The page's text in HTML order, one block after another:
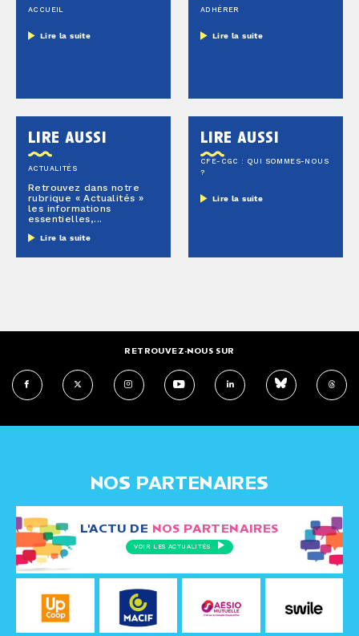
ACCUEIL
Lire la suite
ADHÉRER
Lire la suite
lire aussi
ACTUALITÉS
Retrouvez dans notre
rubrique « Actualités »
les informations
essentielles,...
Lire la suite
lire aussi
CFE-CGC : QUI SOMMES-NOUS
?
Lire la suite
RETROUVEZ-NOUS SUR
NOS PARTENAIRES
L'ACTU DE NOS PARTENAIRES
VOIR LES ACTUALITÉS